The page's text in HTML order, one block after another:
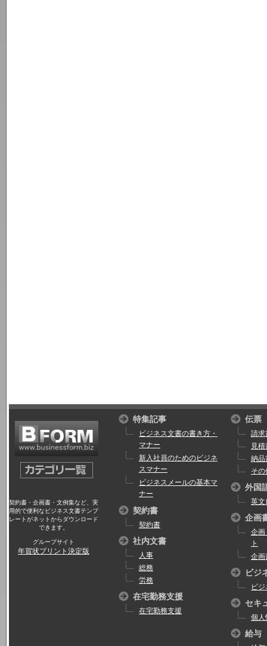
契約書・企画書・文例集など、実
用的で便利なビジネス文書テンプ
レートがネットからダウンロード
できます。
グループサイト
年賀状プリント決定版
特集記事
ビジネス文書の書き方・
マナー
新入社員のためのビジネ
スマナー
ビジネスメールの基本マ
ナー
契約書
契約書
社内文書
人事
総務
労務
在宅勤務支援
在宅勤務支援
伝票
請求
見積
納品
その
外国
英文
企画
企画
ト
企画
ビジ
ビ
セキ
個人
給与